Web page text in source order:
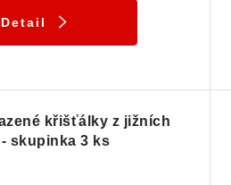
Detail
křišťálky z jižních
skupinka 3 ks